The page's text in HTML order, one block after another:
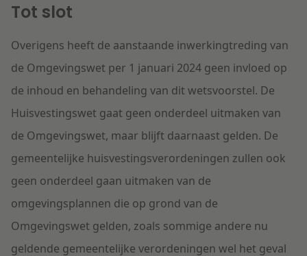
Tot slot
Overigens heeft de aanstaande inwerkingtreding van
de Omgevingswet per 1 januari 2024 geen invloed op
de inhoud en behandeling van dit wetsvoorstel. De
Huisvestingswet gaat geen onderdeel uitmaken van
de Omgevingswet, maar blijft daarnaast gelden. De
gemeentelijke huisvestingsverordeningen zullen ook
geen onderdeel gaan uitmaken van de
omgevingsplannen die op grond van de
Omgevingswet gelden, zoals sommige andere nu
geldende gemeentelijke verordeningen wel het geval